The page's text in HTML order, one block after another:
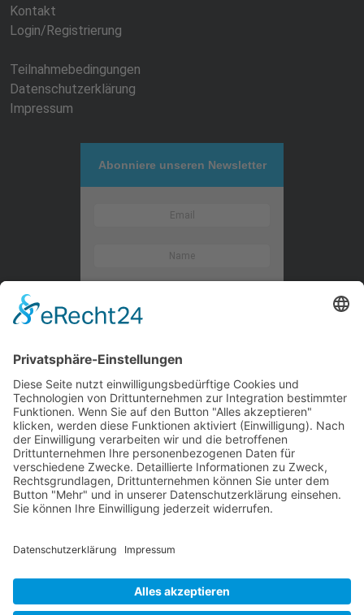
Kontakt
Login/Registrierung
Teilnahmebedingungen
Datenschutzerklärung
Impressum
Abonniere unseren Newsletter
Kontaktieren Sie uns
WalBee
Bizzmade GmbH
Gießereistraße 29
83022 Rosenheim
Tel.:+49 8031 282 09 50
Web:
www.walbee.de